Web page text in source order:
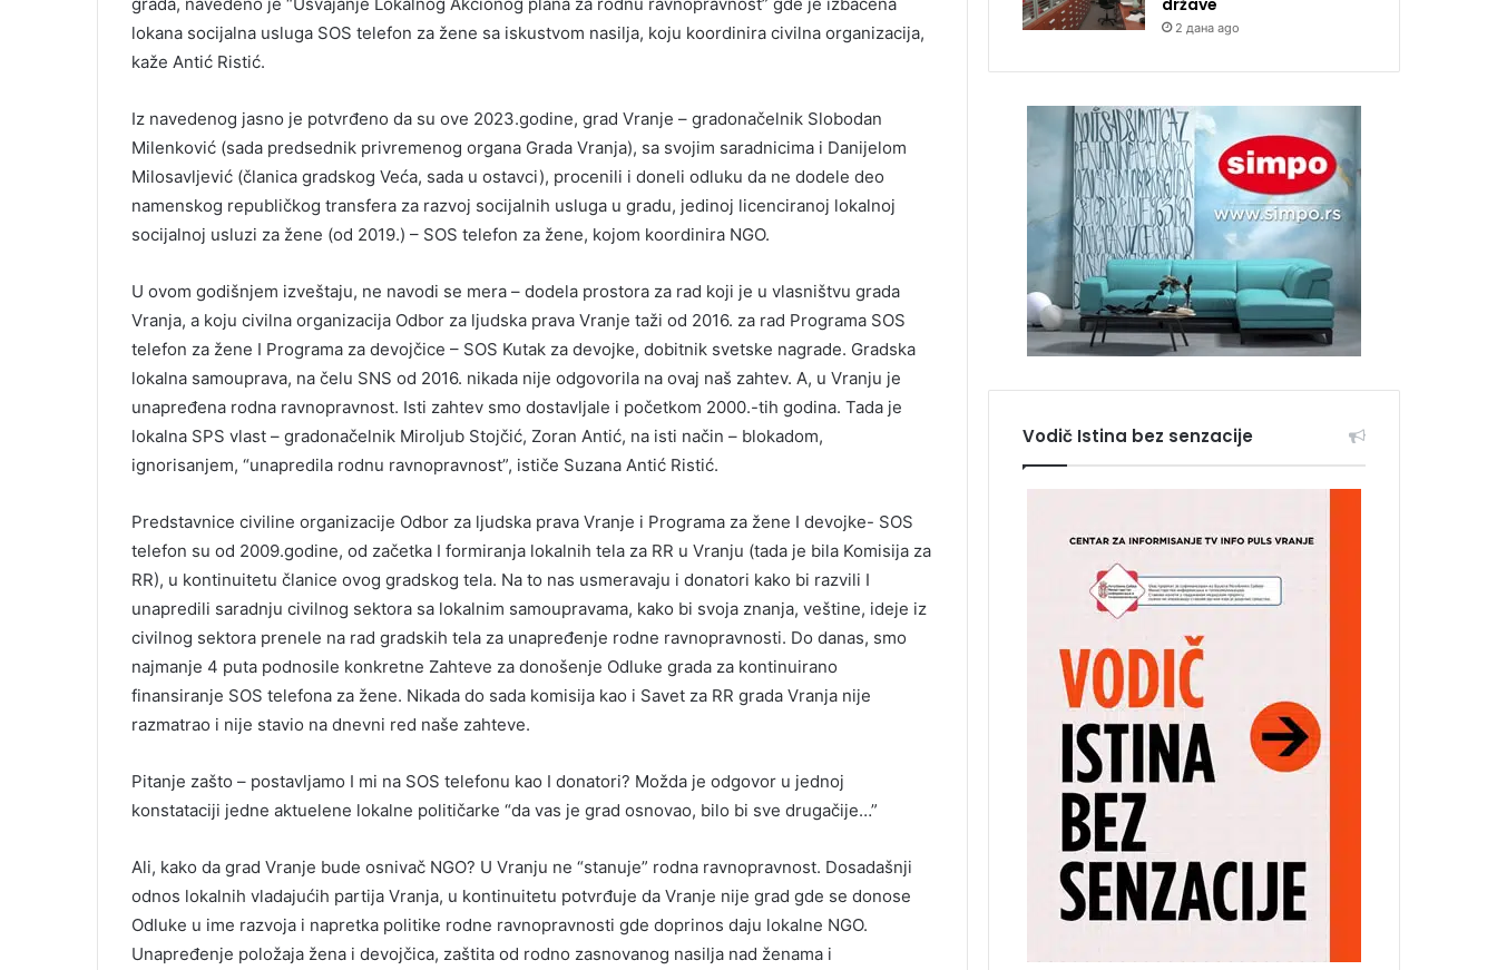
lokana socijalna usluga SOS telefon za žene sa iskustvom nasilja, koju koordinira civilna organizacija,
kaže Antić Ristić.
Iz navedenog jasno je potvrđeno da su ove 2023.godine, grad Vranje – gradonačelnik Slobodan
Milenković (sada predsednik privremenog organa Grada Vranja), sa svojim saradnicima i Danijelom
Milosavljević (članica gradskog Veća, sada u ostavci), procenili i doneli odluku da ne dodele deo
namenskog republičkog transfera za razvoj socijalnih usluga u gradu, jedinoj licenciranoj lokalnoj
socijalnoj usluzi za žene (od 2019.) – SOS telefon za žene, kojom koordinira NGO.
U ovom godišnjem izveštaju, ne navodi se mera – dodela prostora za rad koji je u vlasništvu grada
Vranja, a koju civilna organizacija Odbor za ljudska prava Vranje taži od 2016. za rad Programa SOS
telefon za žene I Programa za devojčice – SOS Kutak za devojke, dobitnik svetske nagrade. Gradska
lokalna samouprava, na čelu SNS od 2016. nikada nije odgovorila na ovaj naš zahtev. A, u Vranju je
unapređena rodna ravnopravnost. Isti zahtev smo dostavljale i početkom 2000.-tih godina. Tada je
lokalna SPS vlast – gradonačelnik Miroljub Stojčić, Zoran Antić, na isti način – blokadom,
ignorisanjem, “unapredila rodnu ravnopravnost”, ističe Suzana Antić Ristić.
Predstavnice civiline organizacije Odbor za ljudska prava Vranje i Programa za žene I devojke- SOS
telefon su od 2009.godine, od začetka I formiranja lokalnih tela za RR u Vranju (tada je bila Komisija za
RR), u kontinuitetu članice ovog gradskog tela. Na to nas usmeravaju i donatori kako bi razvili I
unapredili saradnju civilnog sektora sa lokalnim samoupravama, kako bi svoja znanja, veštine, ideje iz
civilnog sektora prenele na rad gradskih tela za unapređenje rodne ravnopravnosti. Do danas, smo
najmanje 4 puta podnosile konkretne Zahteve za donošenje Odluke grada za kontinuirano
finansiranje SOS telefona za žene. Nikada do sada komisija kao i Savet za RR grada Vranja nije
razmatrao i nije stavio na dnevni red naše zahteve.
Pitanje zašto – postavljamo I mi na SOS telefonu kao I donatori? Možda je odgovor u jednoj
konstataciji jedne aktuelene lokalne političarke “da vas je grad osnovao, bilo bi sve drugačije…”
Ali, kako da grad Vranje bude osnivač NGO? U Vranju ne “stanuje” rodna ravnopravnost. Dosadašnji
odnos lokalnih vladajućih partija Vranja, u kontinuitetu potvrđuje da Vranje nije grad gde se donose
Odluke u ime razvoja i napretka politike rodne ravnopravnosti gde doprinos daju lokalne NGO.
Unapređenje položaja žena i devojčica, zaštita od rodno zasnovanog nasilja nad ženama i
2 дана ago
Vodič Istina bez senzacije